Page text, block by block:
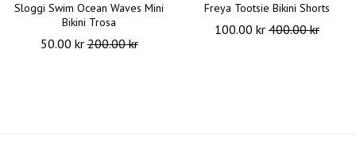
Sloggi Swim Ocean Waves Mini
Bikini Trosa
50.00 kr200.00 kr
Freya Tootsie Bikini Shorts
100.00 kr 400.00 kr